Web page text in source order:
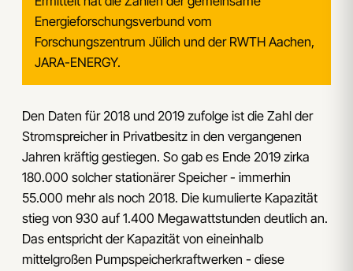
Energieforschungsverbund vom
Forschungszentrum Jülich und der RWTH Aachen,
JARA-ENERGY.
Den Daten für 2018 und 2019 zufolge ist die Zahl der
Stromspreicher in Privatbesitz in den vergangenen
Jahren kräftig gestiegen. So gab es Ende 2019 zirka
180.000 solcher stationärer Speicher - immerhin
55.000 mehr als noch 2018. Die kumulierte Kapazität
stieg von 930 auf 1.400 Megawattstunden deutlich an.
Das entspricht der Kapazität von eineinhalb
mittelgroßen Pumpspeicherkraftwerken - diese